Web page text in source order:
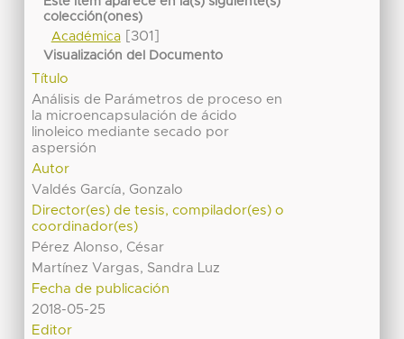
colección(ones)
Académica[301]
Visualización del Documento
Título
Análisis de Parámetros de proceso en
la microencapsulación de ácido
linoleico mediante secado por
aspersión
Autor
Valdés García, Gonzalo
Director(es) de tesis, compilador(es) o
coordinador(es)
Pérez Alonso, César
Martínez Vargas, Sandra Luz
Fecha de publicación
2018-05-25
Editor